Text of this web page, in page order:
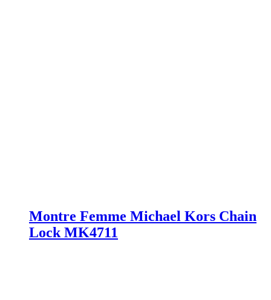
Montre Femme Michael Kors Chain
Lock MK4711